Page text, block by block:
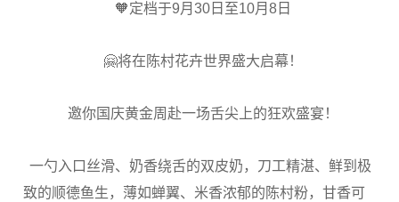
🧡定档于9月30日至10月8日
🤗将在陈村花卉世界盛大启幕！
邀你国庆黄金周赴一场舌尖上的狂欢盛宴！
一勺入口丝滑、奶香绕舌的双皮奶，刀工精湛、鲜到极
致的顺德鱼生，薄如蝉翼、米香浓郁的陈村粉，甘香可